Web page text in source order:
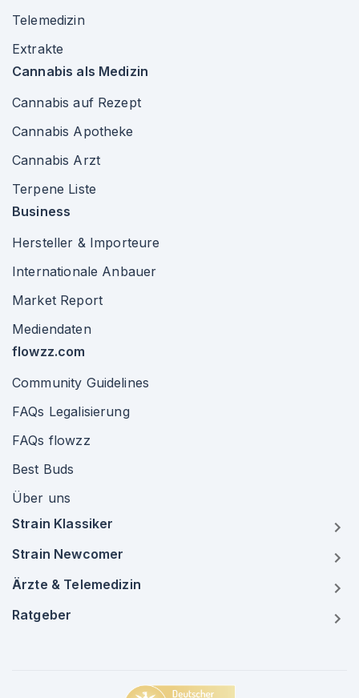
Telemedizin
Extrakte
Cannabis als Medizin
Cannabis auf Rezept
Cannabis Apotheke
Cannabis Arzt
Terpene Liste
Business
Hersteller & Importeure
Internationale Anbauer
Market Report
Mediendaten
flowzz.com
Community Guidelines
FAQs Legalisierung
FAQs flowzz
Best Buds
Über uns
Strain Klassiker
Strain Newcomer
Ärzte & Telemedizin
Ratgeber